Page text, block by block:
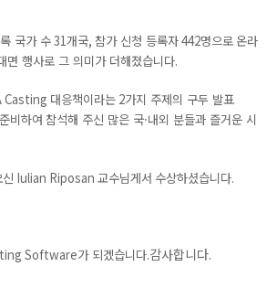
국가 수31개국, 참가 신청 등록자442명으로온라
면 행사로 그 의미가 더해졌습니다.
Casting 대응책이라는2가지 주제의 구두 발표
비하여 참석해 주신 많은 국·내외 분들과 즐거운 시
Riposan 교수님게서 수상하셨습니다.
Software가 되겠습니다.감사합니다.